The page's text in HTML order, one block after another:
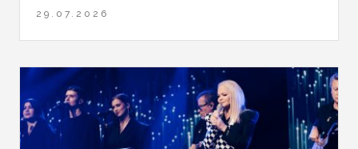
29.07.2026